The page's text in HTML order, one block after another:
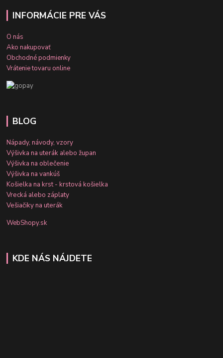
INFORMÁCIE PRE VÁS
O nás
Ako nakupovať
Obchodné podmienky
Vrátenie tovaru online
BLOG
Nápady, návody, vzory
Výšivka na uterák alebo župan
Výšivka na oblečenie
Výšivka na vankúš
Košielka na krst - krstová košielka
Vrecká alebo záplaty
Vešiačiky na uterák
WebShopy.sk
KDE NÁS NÁJDETE